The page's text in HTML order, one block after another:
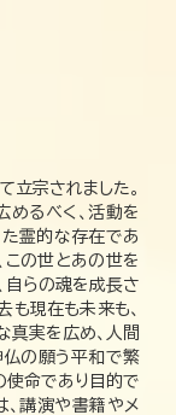
宗されました。
めるべく、活動を
た霊的な存在であ
この世とあの世を
自らの魂を成長さ
も現在も未来も、
真実を広め、人間
仏の願う平和で繁
使命であり目的で
、講演や書籍やメ